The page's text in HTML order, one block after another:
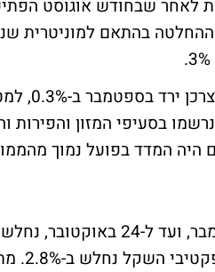
החליט להשאיר את הריבית בגובה של 0.25%. זאת לאחר שבחודש
ההחלטה בהתאם למוניטרית
בבנק ישראל מסבירים
ירידות משמעותיות נרשמו בסעיפי המזון
מתוך 6 החודשים האחרונים היה המדד בפועל נמוך
לגבי שוק המט"ח: מאז הדיון המוניטרי שהתקיים ב-21
הדולר ב-4.1%, מול האירו ב-